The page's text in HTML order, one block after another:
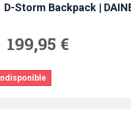
D-Storm Backpack |
199,95 €
Indisponible